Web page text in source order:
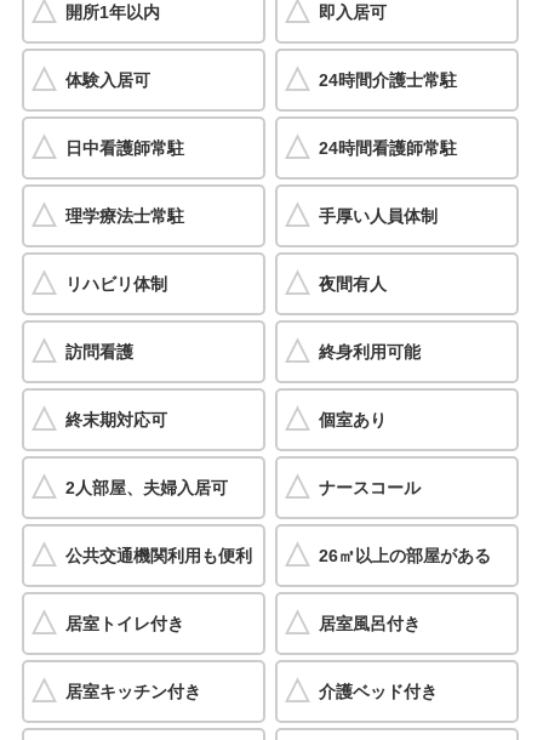
開所1年以内 即入居可
体験入居可 24時間介護士常駐
日中看護師常駐 24時間看護師常駐
理学療法士常駐 手厚い人員体制
リハビリ体制 夜間有人
訪問看護 終身利用可能
終末期対応可 個室あり
2人部屋、夫婦入居可 ナースコール
公共交通機関利用も便利 26㎡以上の部屋がある
居室トイレ付き 居室風呂付き
居室キッチン付き 介護ベッド付き